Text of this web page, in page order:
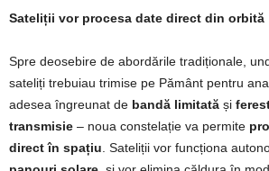
Sateliții vor procesa date direct din orbită
Spre deosebire de abordările tradiționale,
sateliți trebuiau trimise pe Pământ pentru
adesea îngreunat de bandă limitată și
transmisie – noua constelație va permite
direct în spațiu . Sateliții vor funcționa